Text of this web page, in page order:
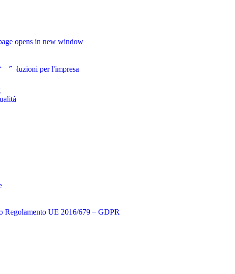
opens in new window
Regolamento UE 2016/679 – GDPR